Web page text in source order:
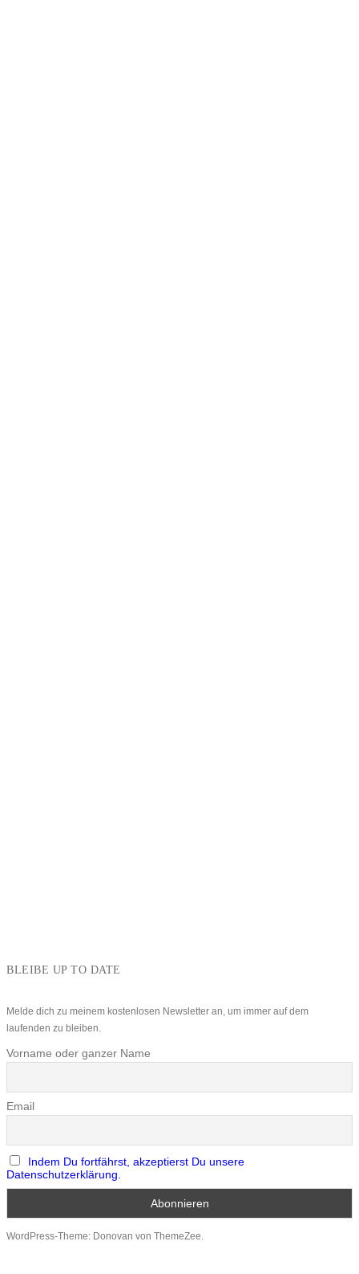
BLEIBE UP TO DATE
Melde dich zu meinem kostenlosen Newsletter an, um immer auf dem
laufenden zu bleiben.
Vorname oder ganzer Name
Email
Indem Du fortfährst, akzeptierst Du unsere
Datenschutzerklärung.
WordPress-Theme: Donovan von ThemeZee.